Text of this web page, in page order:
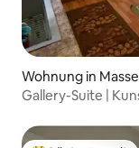
Wohnung in
Gallery-Suite |